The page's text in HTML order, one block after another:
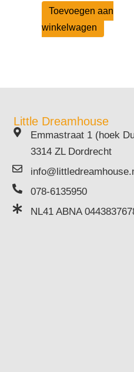
Toevoegen aan
winkelwagen
Little Dreamhouse
Emmastraat 1 (hoek
3314 ZL Dordrecht
078-6135950
NL41 ABNA